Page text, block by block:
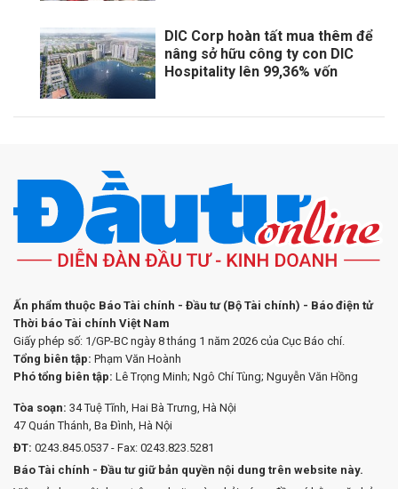
DIC Corp hoàn tất mua thêm để
nâng sở hữu công ty con DIC
Hospitality lên 99,36% vốn
Ấn phẩm thuộc Báo Tài chính - Đầu tư (Bộ Tài chính) - Báo điện tử
Thời báo Tài chính Việt Nam
Giấy phép số: 1/GP-BC ngày 8 tháng 1 năm 2026 của Cục Báo chí.
Tổng biên tập: Phạm Văn Hoành
Phó tổng biên tập: Lê Trọng Minh; Ngô Chí Tùng; Nguyễn Văn Hồng
Tòa soạn: 34 Tuệ Tĩnh, Hai Bà Trưng, Hà Nội
47 Quán Thánh, Ba Đình, Hà Nội
ĐT: 0243.845.0537 - Fax: 0243.823.5281
Báo Tài chính - Đầu tư giữ bản quyền nội dung trên website này.